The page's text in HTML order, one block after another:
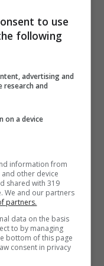
(Foto Instagram)
to use
following
advertising and
research and
on a device
information from
other device
shared with 319
We and our partners
partners.
data on the basis
to by managing
bottom of this page
consent in privacy